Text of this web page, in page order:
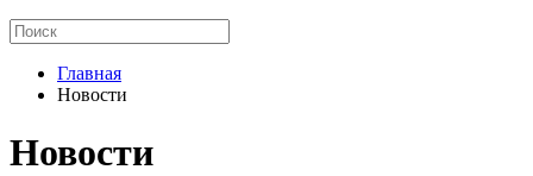
Главная
Новости
Новости